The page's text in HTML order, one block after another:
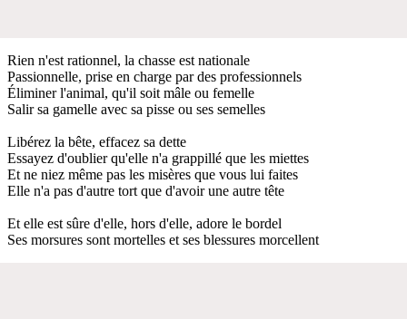
Rien n'est rationnel, la chasse est nationale
Passionnelle, prise en charge par des professionnels
Éliminer l'animal, qu'il soit mâle ou femelle
Salir sa gamelle avec sa pisse ou ses semelles
Libérez la bête, effacez sa dette
Essayez d'oublier qu'elle n'a grappillé que les miettes
Et ne niez même pas les misères que vous lui faites
Elle n'a pas d'autre tort que d'avoir une autre tête
Et elle est sûre d'elle, hors d'elle, adore le bordel
Ses morsures sont mortelles et ses blessures morcellent